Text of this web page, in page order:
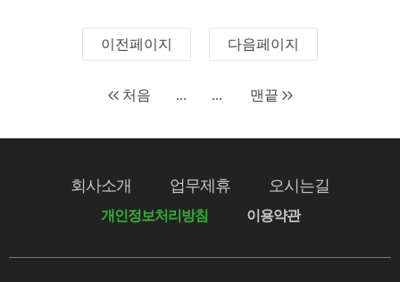
이전페이지 다음페이지
처음 ... ... 맨끝
회사소개 업무제휴 오시는길
개인정보처리방침 이용약관